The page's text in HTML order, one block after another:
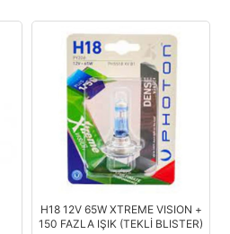
H18 12V 65W XTREME VISION +
150 FAZLA IŞIK (TEKLİ BLISTER)